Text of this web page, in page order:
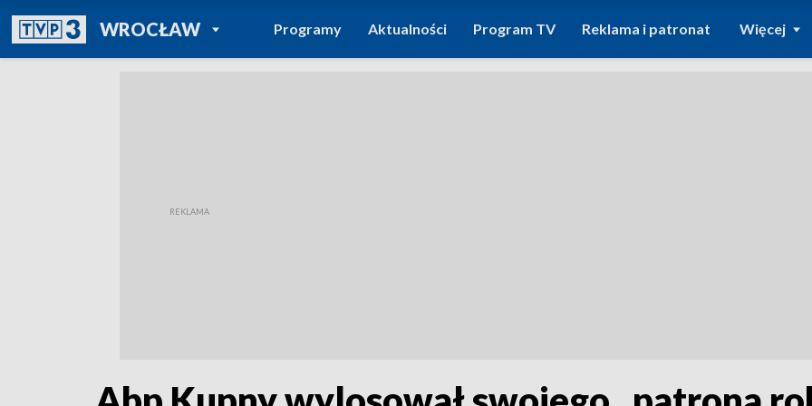
WROCŁAWPOWRÓT DO
TVP REGIONY
Programy Aktualności Program TV Reklama i patronat Więcej